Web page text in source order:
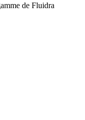
de Fluidra